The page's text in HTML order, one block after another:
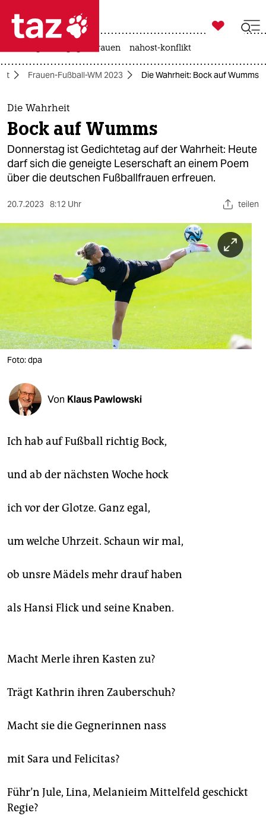
 taz zahl ich
taz zahl ich
themen
politik
öko
sport
berlin
wahrheit
verlag
veranstaltungen
shop
fragen & hilfe
genossenschaft
epaper login

taz zahl ich
gewalt gegen frauen nahost-konflikt
Frauen-Fußball-WM 2023 Die Wahrheit: Bock auf Wumms
Die Wahrheit
Bock auf Wumms
Donnerstag ist Gedichtetag auf der Wahrheit: Heute
darf sich die geneigte Leserschaft an einem Poem
über die deutschen Fußballfrauen erfreuen.
20.7.2023 8:12 Uhr teilen
Foto: dpa
Von Klaus Pawlowski
Ich hab auf Fußball richtig Bock,
und ab der nächsten Woche hock
ich vor der Glotze. Ganz egal,
um welche Uhrzeit. Schaun wir mal,
ob unsre Mädels mehr drauf haben
als Hansi Flick und seine Knaben.
Macht Merle ihren Kasten zu?
Trägt Kathrin ihren Zauberschuh?
Macht sie die Gegnerinnen nass
mit Sara und Felicitas?
Führ’n Jule, Lina, Melanieim Mittelfeld geschickt
Regie?